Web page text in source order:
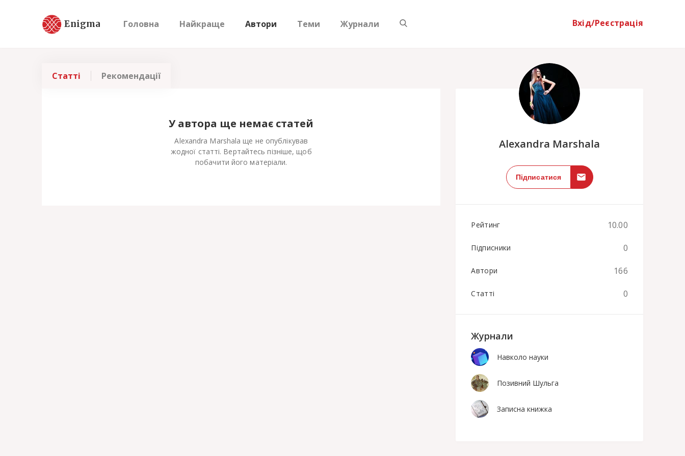
Enigma Головна Найкраще Автори Теми Журнали Вхід/Реєстрація
Alexandra Marshala
Підписатися
Рейтинг 10.00
Підписники 0
Автори 166
Статті 0
Журнали
Навколо науки
Позивний Шульга
Записна книжка
Статті Рекомендації
У автора ще немає статей
Alexandra Marshala ще не опублікував
жодної статті. Вертайтесь пізніше, щоб
побачити його матеріали.